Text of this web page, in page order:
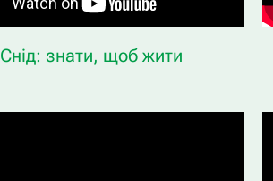
Снід: знати, щоб жити